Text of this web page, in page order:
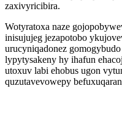
zaxivyricibira.
Wotyratoxa naze
inisujujeg jezapotobo
urucyniqadonez
lypytysakeny hy ihafun
utoxuv labi ehobus ugon
quzutavevowepy